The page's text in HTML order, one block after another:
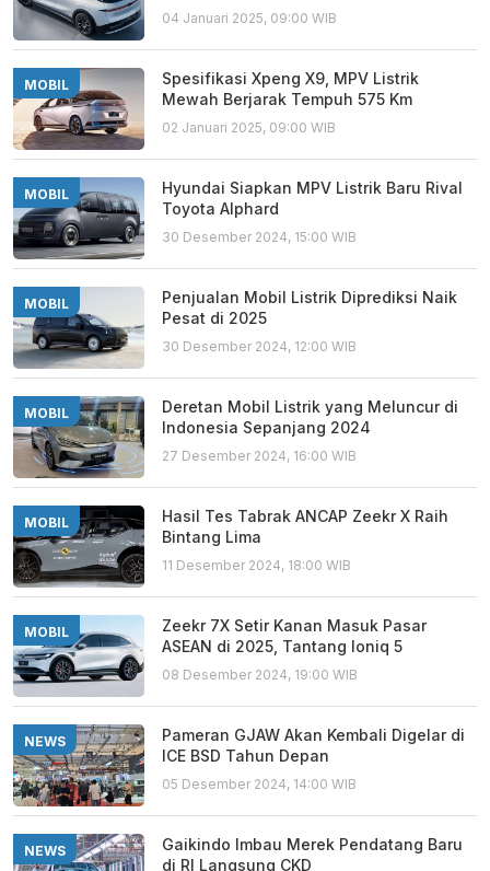
04 Januari 2025, 09:00 WIB
MOBIL
Spesifikasi Xpeng X9, MPV Listrik
Mewah Berjarak Tempuh 575 Km
02 Januari 2025, 09:00 WIB
MOBIL
Hyundai Siapkan MPV Listrik Baru Rival
Toyota Alphard
30 Desember 2024, 15:00 WIB
MOBIL
Penjualan Mobil Listrik Diprediksi Naik
Pesat di 2025
30 Desember 2024, 12:00 WIB
MOBIL
Deretan Mobil Listrik yang Meluncur di
Indonesia Sepanjang 2024
27 Desember 2024, 16:00 WIB
MOBIL
Hasil Tes Tabrak ANCAP Zeekr X Raih
Bintang Lima
11 Desember 2024, 18:00 WIB
MOBIL
Zeekr 7X Setir Kanan Masuk Pasar
ASEAN di 2025, Tantang Ioniq 5
08 Desember 2024, 19:00 WIB
NEWS
Pameran GJAW Akan Kembali Digelar di
ICE BSD Tahun Depan
05 Desember 2024, 14:00 WIB
NEWS
Gaikindo Imbau Merek Pendatang Baru
di RI Langsung CKD